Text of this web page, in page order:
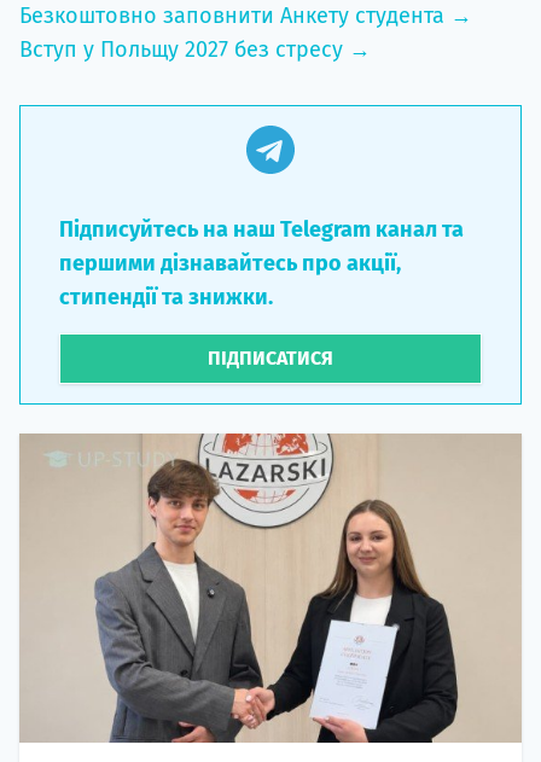
Безкоштовно заповнити Анкету студента →
Вступ у Польщу 2027 без стресу →
Підписуйтесь на наш Telegram канал та
першими дізнавайтесь про акції,
стипендії та знижки.
ПІДПИСАТИСЯ